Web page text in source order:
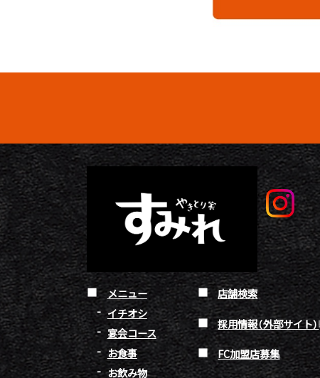
メニュー
イチオシ
宴会コース
お食事
お飲み物
店舗検索
採用情報（外部サイト）
FC加盟店募集